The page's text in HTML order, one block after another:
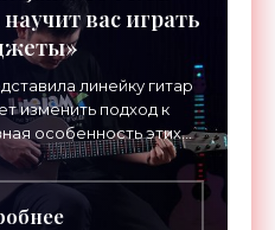
вас играть
линейку гитар
изменить подход к
особенность этих
RGB-подсветка